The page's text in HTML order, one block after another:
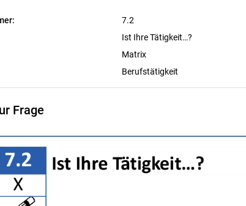
7.2
Ist Ihre Tätigkeit…?
Matrix
Berufstätigkeit
Frage